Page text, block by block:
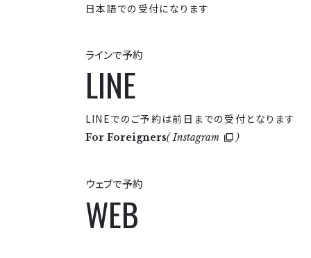
日本語での受付になります
ラインで予約
LINE
LINEでのご予約は前日までの受付となります
For Foreigners( Instagram )
ウェブで予約
WEB